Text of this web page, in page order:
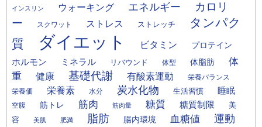
インスリン ウォーキング エネルギー
カロリ
ー
スクワット ストレス ストレッチ
タンパク
質
ダイエット ビタミン
プロテイン
ホルモン
ミネラル リバウンド 体型 体脂肪
体
重
健康 基礎代謝 有酸素運動 栄養バランス
栄養価 栄養素 水分 炭水化物 生活習慣 睡眠
空腹 筋トレ 筋肉 筋肉量 糖質 糖質制限
美
容
美肌 肥満 脂肪 腸内環境 血糖値 運動